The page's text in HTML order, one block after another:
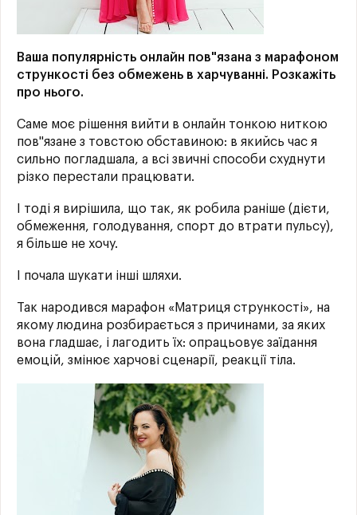
Ваша популярність онлайн пов"язана з марафоном
стрункості без обмежень в харчуванні. Розкажіть
про нього.
Саме моє рішення вийти в онлайн тонкою ниткою
пов"язане з товстою обставиною: в якийсь час я
сильно погладшала, а всі звичні способи схуднути
різко перестали працювати.
І тоді я вирішила, що так, як робила раніше (дієти,
обмеження, голодування, спорт до втрати пульсу),
я більше не хочу.
І почала шукати інші шляхи.
Так народився марафон «Матриця стрункості», на
якому людина розбирається з причинами, за яких
вона гладшає, і лагодить їх: опрацьовує заїдання
емоцій, змінює харчові сценарії, реакції тіла.